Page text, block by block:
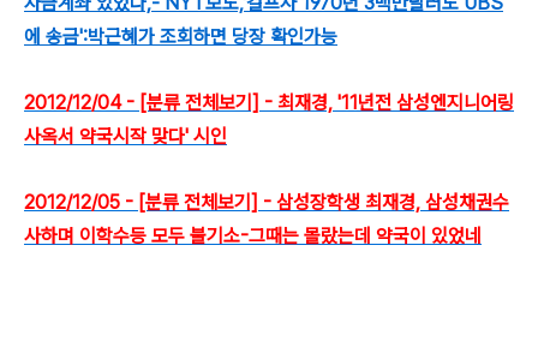
에 송금':박근혜가 조회하면 당장 확인가능
2012/12/04 - [분류 전체보기] - 최재경, '11년전 삼성엔지니어링
사옥서 약국시작 맞다' 시인
2012/12/05 - [분류 전체보기] - 삼성장학생 최재경, 삼성채권수
사하며 이학수등 모두 불기소-그때는 몰랐는데 약국이 있었네